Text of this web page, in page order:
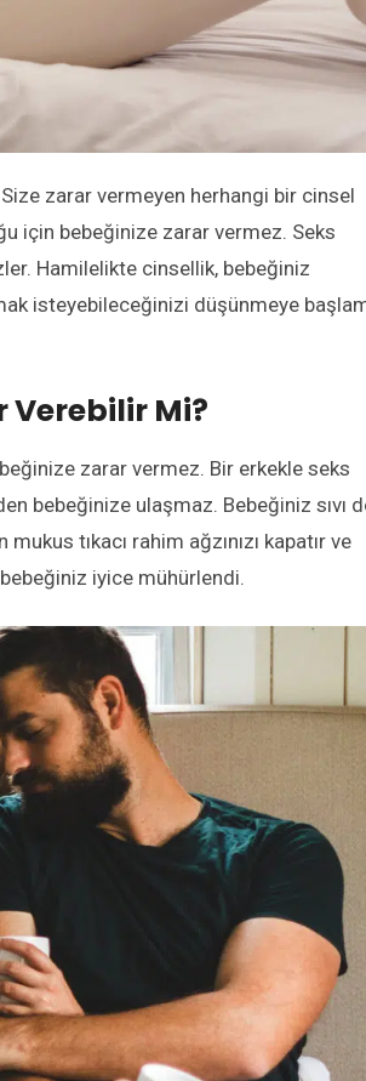
zarar vermeyen herhangi bir cinsel
için bebeğinize zarar vermez. Seks
Hamilelikte cinsellik, bebeğiniz
isteyebileceğinizi düşünmeye
Verebilir Mi?
zarar vermez. Bir erkekle seks
bebeğinize ulaşmaz. Bebeğiniz sıvı
tıkacı rahim ağzınızı kapatır ve
iyice mühürlendi.